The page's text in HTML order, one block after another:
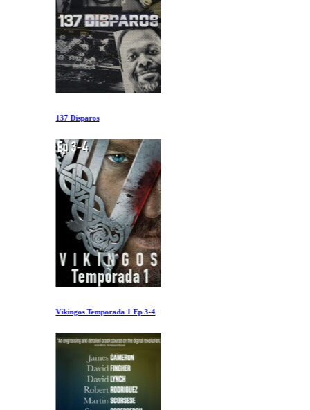
137 Disparos
Vikingos Temporada 1 Ep 3-4